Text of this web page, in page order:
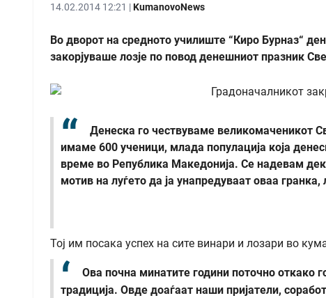
14.02.2014 12:21 |KumanovoNews
Во дворот на средното училиште “Киро Бурназ“
закорјуваше лозје по повод денешниот празник
Денеска го чествуваме великомаченикот
имаме 600 ученици, млада популација која
време во Република Македонија. Се надевам
мотив на луѓето да ја унапредуваат оваа
Тој им посака успех на сите винари и лозари во
Ова почна минатите години поточно откако
традиција. Овде доаѓаат наши пријатели,